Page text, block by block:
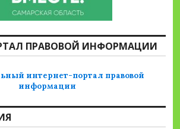
ПРАВОВОЙ ИНФОРМАЦИИ